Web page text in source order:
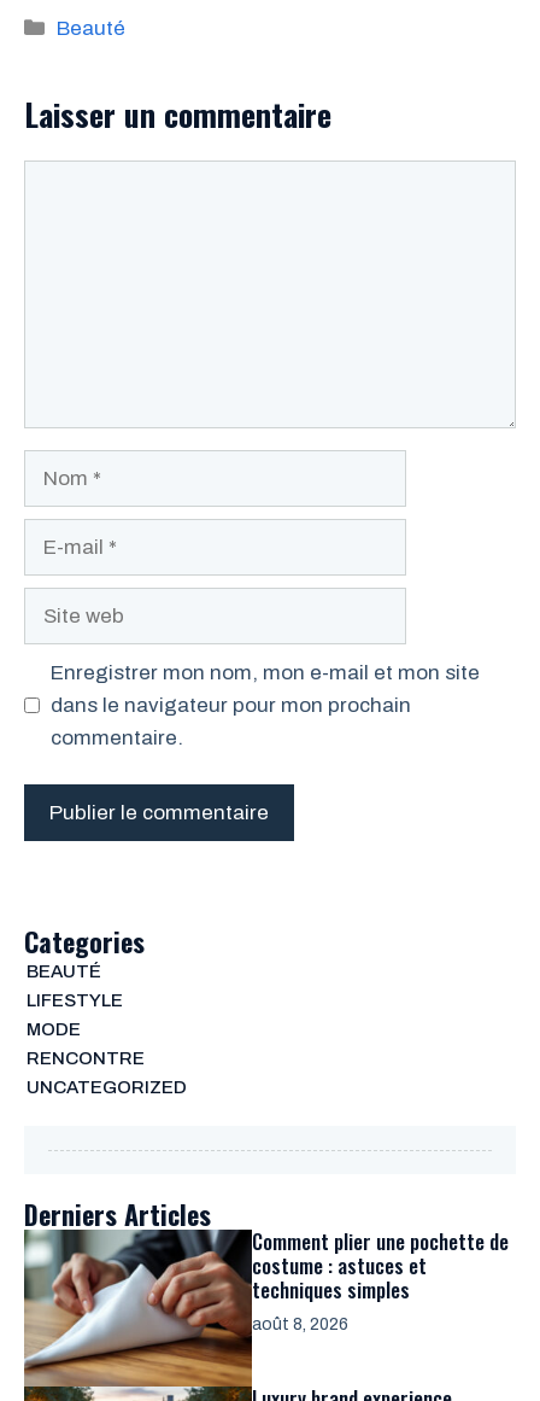
Catégories
Beauté
Laisser un commentaire
Enregistrer mon nom, mon e-mail et mon site
dans le navigateur pour mon prochain
commentaire.
Categories
BEAUTÉ
LIFESTYLE
MODE
RENCONTRE
UNCATEGORIZED
Derniers Articles
Comment plier une pochette de
costume : astuces et
techniques simples
août 8, 2026